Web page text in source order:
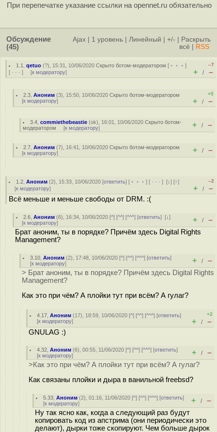
При перепечатке указание ссылки на opennet.ru обязательно
Обсуждение
(45)
Ajax 1 уровень Линейный +/-
Раскрыть
всё
RSS
1.1 ,qetuo (?), 15:31, 10/06/2020Скрыто ботом-модератором [ ﹢﹢﹢]
[ · · · ] [к модератору]
–7
+ / –
2.3 ,Аноним (3), 15:50, 10/06/2020Скрыто ботом-модератором
[к модератору]
+5
+ / –
3.4 ,commiethebeastie (ok), 16:01, 10/06/2020Скрыто ботом-
модератором [к модератору] + / –
2.7 ,Аноним (7), 16:41, 10/06/2020Скрыто ботом-модератором
[к модератору] + / –
1.2 ,Аноним (2), 15:33, 10/06/2020 [ответить] [ ﹢﹢﹢] [ · · ·][↓] [↑]
[к модератору]
–2
+ / –
Всё меньше и меньше свободы от DRM. :(
2.6 ,Аноним (6), 16:34, 10/06/2020 [^] [^^] [^^^] [ответить][↓]
[к модератору] + / –
Брат аноним, ты в порядке? Причём здесь Digital Rights
Management?
3.10 ,Аноним (2), 17:48, 10/06/2020 [^] [^^] [^^^] [ответить]
[к модератору] + / –
> Брат аноним, ты в порядке? Причём здесь Digital Rights
Management?
Как это при чём? А плойки тут при всём? А гулаг?
4.17 ,Аноним (17), 18:59, 10/06/2020 [^] [^^] [^^^] [ответить]
[к модератору]
+2
+ / –
GNULAG :)
4.32 ,Аноним (6), 00:55, 11/06/2020 [^] [^^] [^^^] [ответить]
[к модератору] + / –
>Как это при чём? А плойки тут при всём? А гулаг?
Как связаны плойки и дыра в ванильной freebsd?
5.33 ,Аноним (2), 01:16, 11/06/2020 [^] [^^] [^^^] [ответить]
[к модератору] + / –
Ну так ясно как, когда а следующий раз будут
копировать код из апстрима (они периодически это
делают), дырки тоже скопируют. Чем больше дырок